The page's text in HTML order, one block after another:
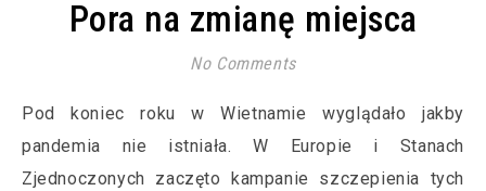
Pora na zmianę miejsca
No Comments
Pod koniec roku w Wietnamie wyglądało jakby
pandemia nie istniała. W Europie i Stanach
Zjednoczonych zaczęto kampanie szczepienia tych